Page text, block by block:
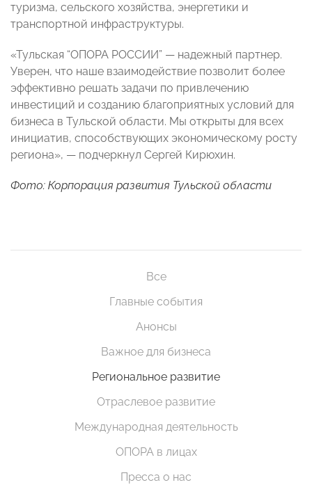
туризма, сельского хозяйства, энергетики и
транспортной инфраструктуры.
«Тульская “ОПОРА РОССИИ” — надежный партнер.
Уверен, что наше взаимодействие позволит более
эффективно решать задачи по привлечению
инвестиций и созданию благоприятных условий для
бизнеса в Тульской области. Мы открыты для всех
инициатив, способствующих экономическому росту
региона», — подчеркнул Сергей Кирюхин.
Фото: Корпорация развития Тульской области
Все
Главные события
Анонсы
Важное для бизнеса
Региональное развитие
Отраслевое развитие
Международная деятельность
ОПОРА в лицах
Пресса о нас